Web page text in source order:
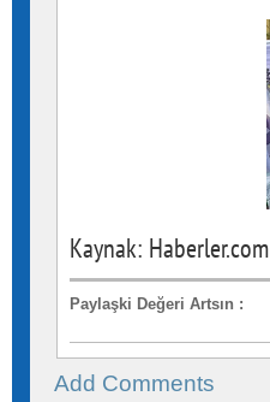
Kaynak: Haberler.com
Paylaşki Değeri Artsın :
Add Comments